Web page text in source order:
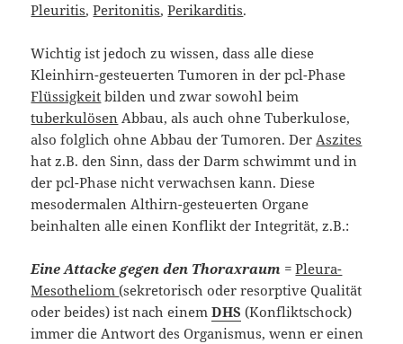
Pleuritis,Peritonitis,Perikarditis.
Wichtig ist jedoch zu wissen, dass alle diese
Kleinhirn-gesteuerten Tumoren in der pcl-Phase
Flüssigkeit bilden und zwar sowohl beim
tuberkulösen Abbau, als auch ohne Tuberkulose,
also folglich ohne Abbau der Tumoren. DerAszites
hat z.B. den Sinn, dass der Darm schwimmt und in
der pcl-Phase nicht verwachsen kann. Diese
mesodermalen Althirn-gesteuerten Organe
beinhalten alle einen Konflikt der Integrität, z.B.:
Eine Attacke gegen den Thoraxraum =Pleura-
Mesotheliom(sekretorisch oder resorptive Qualität
oder beides) ist nach einemDHS (Konfliktschock)
immer die Antwort des Organismus, wenn er einen